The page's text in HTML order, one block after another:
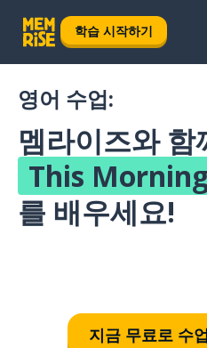
학습 시작하기
영어 수업:
멤라이즈와 함
This
를 배우세요!
지금 무료로 수